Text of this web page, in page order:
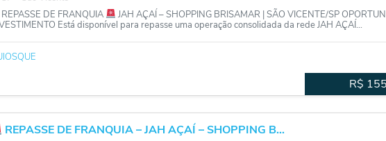
REPASSE DE FRANQUIA
JAH AÇAÍ – SHOPPING BRISAMAR | SÃO VICENTE/SP
Está disponível para repasse uma operação consolidada da rede JAH AÇAÍ...
R$
REPASSE DE FRANQUIA – JAH AÇAÍ – SHOPPING B...